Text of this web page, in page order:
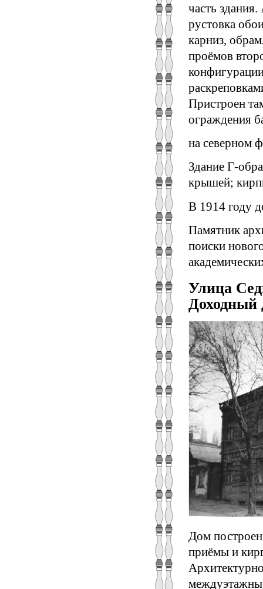
часть
рустовка
карниз,
проёмов
Пристроен
ограждения
на северном
Здание Г-
крышей;
В 1914 году
Памятник
поиски
Улица
Дом
приёмы и